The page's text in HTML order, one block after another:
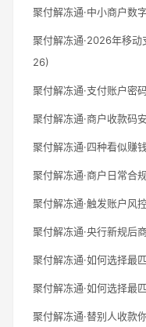
聚付解冻通·中小商户数
聚付解冻通·2026年移
26)
聚付解冻通·支付账户密
聚付解冻通·商户收款码
聚付解冻通·四种看似赚
聚付解冻通·商户日常合
聚付解冻通·触发账户风
聚付解冻通·央行新规后
聚付解冻通·如何选择最
聚付解冻通·如何选择最
聚付解冻通·替别人收款